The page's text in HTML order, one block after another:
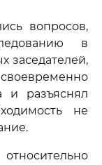
вопросов,
в
заседателей,
и разъяснял
не